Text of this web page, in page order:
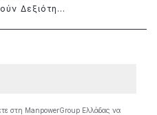
Δεξιότη...
στη ManpowerGroup Ελλάδας να